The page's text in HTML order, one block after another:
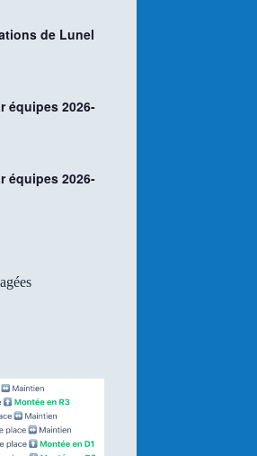
de Lunel
équipes 2026-
équipes 2026-